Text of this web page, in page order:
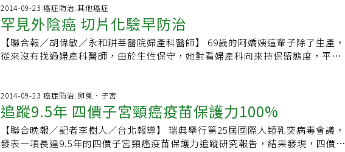
疫苗，全球近30個先進國家，也針對特定年齡層實施全面的公費施打，希望透過
多些預防能少些遺憾。
是可以當做「治好」。有人則認為要把菜花病毒全數清除才算「治好」。三個月
指的是前者。5. 我會一直帶著菜花病毒嗎? 如果是這樣，我會傳染給別人嗎？
答：這裡有幾個重要概念先澄清：(1) 感染菜花病毒，不一定會出現菜花。有研究
追蹤感染HPV第6型和第11型的婦女，發現兩年之中只有60%的人出現菜花。(2)
出現菜花的部位周圍雖然看似正常，有研究指出這些看似正常的部位有45%已帶
身上的菜花病毒也都沒了，因為病灶周圍仍可以帶著菜花病毒。現有的菜花治療
方法，可以清除病灶，但不能全數清除菜花病毒。感染菜花病毒後，從感染到出
現菜花（潛伏期）平均是3個月，會帶著菜花病毒的時間則平均是一年，有10-
20%的人可帶著長達18個月以上。我們可以告訴患者：「出現菜花的時候應該傳
過半數的民眾有口交的習慣，最近美國約翰霍普金斯大學發表在新英格蘭醫學期
刊的研究指出，如果一個男人跟六個以上的不同女人有口交史，則他得到喉癌的
機率超過一般人7.6倍；若男性口水唾液或喉嚨測得人類乳突病毒（HPV）第16
型，則此人得到喉癌的機率為一般人的32倍。另外一份發表在《美國醫學會期
般接觸並不會感染。子宮頸癌疫苗 美國男人也可打蔡鋒博說，因為性生活日趨多
采多姿，口交的盛行使得喉癌變成美國的「風土病」，美國在2009年10月通過子
宮頸癌HPV疫苗，可以施打於9到25歲的男人，目的是要防堵HPV疫苗的散播也
保護男人，因為HPV雖然是女性陰道常見的病毒，但為了防堵美國越來越多的喉
癌，美國政府也開放男人可以施打HPV疫苗。性行為前注意清潔 別忘保險套 目前
宮頸抹片檢查10多年來，每年都做的女性，篩檢率約20%至30%，3年做一次的
篩檢率約53% 。3.全球子宮頸癌發生率，每10萬人約16人，死亡率為每10萬人有
9人，以中南美洲和非洲發生率最高；台灣則是每10萬人有13人得病。4.40歲到
49歲，是發生子宮頸癌的高危險年齡層，但即使做子宮頸抹片檢查，還是可能出
現偽陰性，建議超過30歲，最好每年做一次，如果不放心，也可以加做人類乳突
病，歷程可能長達5年到20年。子宮頸癌也有內、外之分，腫瘤長在較外面，屬於
子宮頸鱗狀細胞癌，較易從抹片篩檢出來；若長在較裡面的子宮頸腺癌，較不易
抹片發現。因此，這類病例數未減反升。分期：4B適化療 不建議手術1.1A腫瘤仍
屬顯微時期，病況輕微；1B到2A屬癌症早期，這兩個分期可以手術切除。2.2B到
2014-09-23 癌症防治.其他癌症
罕見外陰癌 切片化驗早防治
【聯合報／胡偉敏／永和耕莘醫院婦產科醫師】 69歲的阿嬌姨這輩子除了生產，
從來沒有找過婦產科醫師，由於生性保守，她對看婦產科向來持保留態度，平常
來，因為疼痛感加劇，不得不在女兒陪同下求助婦產科。醫師檢查發現，阿嬌姨
的右下外陰部有約1公分見方的白斑，進一步切片檢查，確定為「外陰癌」。「外
陰癌」是婦科惡性腫瘤中較罕見的一種，因此不論民眾或醫師都容易忽略，把它
當成一般感染，僅塗抹藥膏處理；根據研究，這種病症從搔癢的症狀出現到確立
診斷，平均延遲了一年左右。目前外陰癌致病原因仍不明，危險因子包括多重性
2014-09-23 癌症防治.卵巢．子宮
追蹤9.5年 四價子宮頸癌疫苗保護力100%
【聯合晚報／記者李樹人／台北報導】 瑞典舉行第25屆國際人類乳突病毒會議，
發表一項長達9.5年的四價子宮頸癌疫苗保護力追蹤研究報告，結果發現，四價子